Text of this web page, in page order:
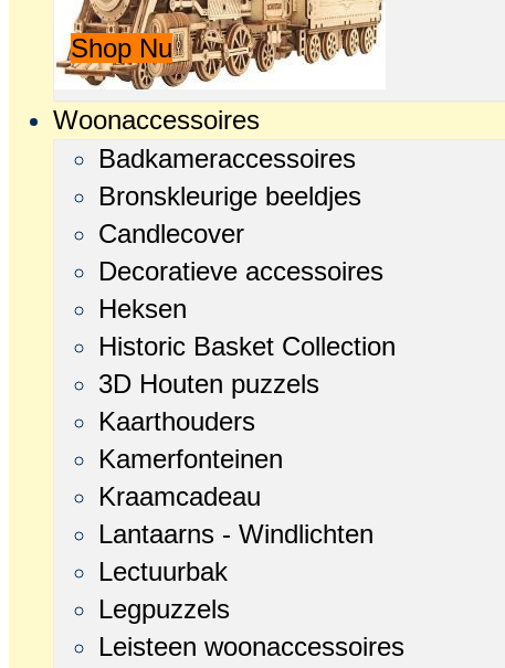
Shop Nu
Woonaccessoires
Badkameraccessoires
Bronskleurige beeldjes
Candlecover
Decoratieve accessoires
Heksen
Historic Basket Collection
3D Houten puzzels
Kaarthouders
Kamerfonteinen
Kraamcadeau
Lantaarns - Windlichten
Lectuurbak
Legpuzzels
Leisteen woonaccessoires